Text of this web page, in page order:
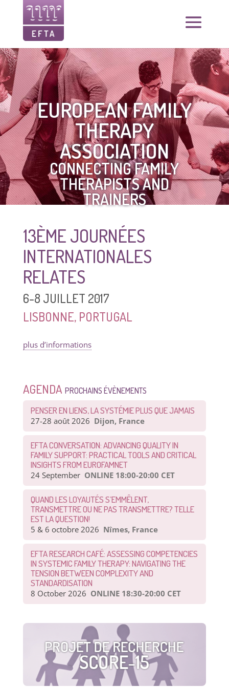
EUROPEAN FAMILY
THERAPY
ASSOCIATION
CONNECTING FAMILY
THERAPISTS AND
TRAINERS
13ÈME JOURNÉES
INTERNATIONALES
RELATES
6-8 JUILLET 2017
LISBONNE, PORTUGAL
plus d’informations
AGENDA PROCHAINS ÉVÈNEMENTS
PENSER EN LIENS, LA SYSTÉMIE PLUS QUE JAMAIS
27-28 août 2026 Dijon, France
EFTA CONVERSATION: ADVANCING QUALITY IN
FAMILY SUPPORT: PRACTICAL TOOLS AND CRITICAL
INSIGHTS FROM EUROFAMNET
24 September ONLINE 18:00-20:00 CET
QUAND LES LOYAUTÉS S’EMMÊLENT,
TRANSMETTRE OU NE PAS TRANSMETTRE? TELLE
EST LA QUESTION!
5 & 6 octobre 2026 Nîmes, France
EFTA RESEARCH CAFÉ: ASSESSING COMPETENCIES
IN SYSTEMIC FAMILY THERAPY: NAVIGATING THE
TENSION BETWEEN COMPLEXITY AND
STANDARDISATION
8 October 2026 ONLINE 18:30-20:00 CET